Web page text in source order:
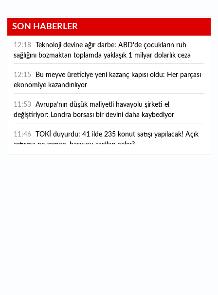
SON HABERLER
12:18
sağlığını bozmaktan toplamda yaklaşık 1 milyar dolarlık ceza
12:15
ekonomiye kazandırılıyor
11:53
değiştiriyor: Londra borsası bir devini daha kaybediyor
11:46
artırma ne zaman, başvuru şartları neler?